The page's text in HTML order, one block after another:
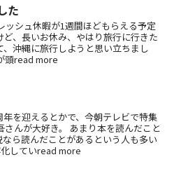
た
ッシュ休暇が1週間ほどもらえる予定
、長いお休み、やはり旅行に行きた
沖縄に旅行しようと思い立ちまし
頭read more
を迎えるとかで、今朝テレビで特集
さんが大好き。 あまり本を読んだこと
ら読んだことがあるという人も多い
していread more